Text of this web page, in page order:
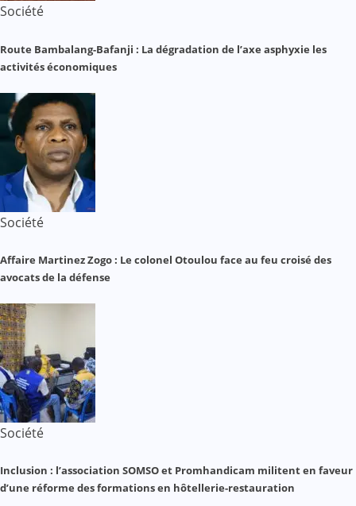
Société
Route Bambalang-Bafanji : La dégradation de l’axe asphyxie les
activités économiques
Société
Affaire Martinez Zogo : Le colonel Otoulou face au feu croisé des
avocats de la défense
Société
Inclusion : l’association SOMSO et Promhandicam militent en faveur
d’une réforme des formations en hôtellerie-restauration